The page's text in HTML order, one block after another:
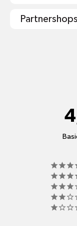
Standort
Partnershops